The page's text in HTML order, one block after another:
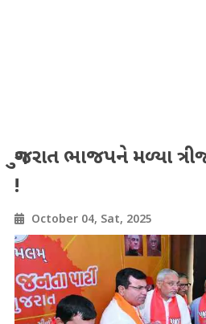
ગુજરાત ભાજપને મળ્યા
!
October 04, Sat, 2025